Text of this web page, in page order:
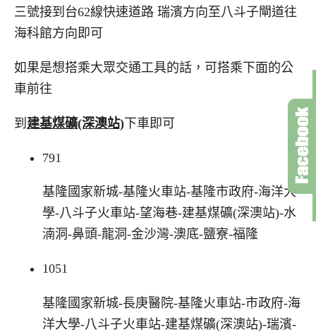
三號接到台62線快速道路 瑞濱方向至八斗子閘道往
海科館方向即可
如果是想搭乘大眾交通工具的話，可搭乘下面的公
車前往
到 建基煤礦(深澳站)下車即可
791
基隆國家新城-基隆火車站-基隆市政府-海洋大
學-八斗子火車站-望海巷-建基煤礦(深澳站)-水
湳洞-鼻頭-龍洞-金沙灣-澳底-鹽寮-福隆
1051
基隆國家新城-長庚醫院-基隆火車站-市政府-海
洋大學-八斗子火車站-建基煤礦(深澳站)-瑞濱-